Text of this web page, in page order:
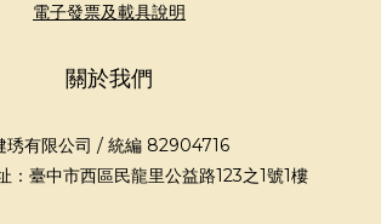
電子發票及載具說明
關於我們
琇有限公司 / 統編 82904716
：臺中市西區民龍里公益路123之1號1樓